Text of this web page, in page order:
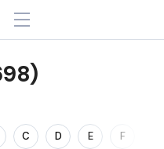
C D E F